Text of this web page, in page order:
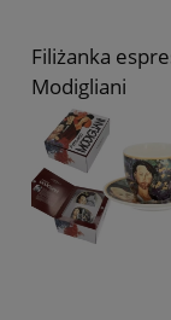
Filiżanka
Modigliani